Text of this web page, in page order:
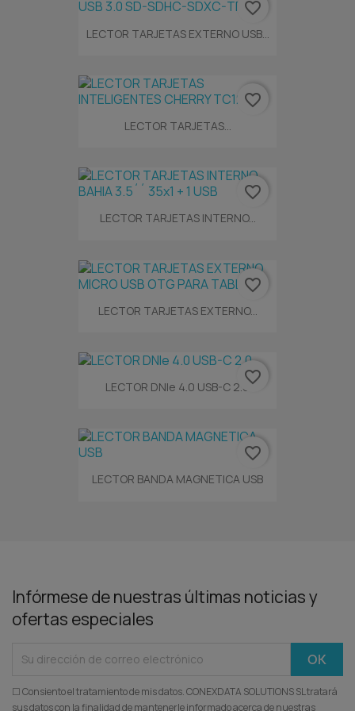
LECTOR TARJETAS EXTERNO USB...
favorite_border
LECTOR TARJETAS...
favorite_border
LECTOR TARJETAS INTERNO...
favorite_border
LECTOR TARJETAS EXTERNO...
favorite_border
LECTOR DNIe 4.0 USB-C 2.0
favorite_border
LECTOR BANDA MAGNETICA USB
favorite_border
Infórmese de nuestras últimas noticias y
ofertas especiales
☐ Consiento el tratamiento de mis datos. CONEXDATA SOLUTIONS SL tratará
sus datos con la finalidad de mantenerle informado acerca de nuestras